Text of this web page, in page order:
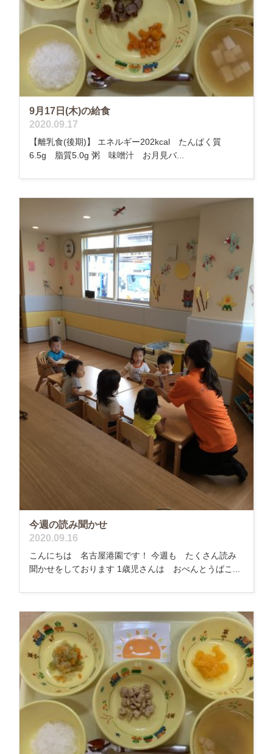
9月17日(木)の給食
2020.09.17
【離乳食(後期)】 エネルギー202kcal たんぱく質
6.5g 脂質5.0g 粥 味噌汁 お月見バ...
今週の読み聞かせ
2020.09.16
こんにちは 名古屋港園です！ 今週も たくさん読み
聞かせをしております 1歳児さんは おべんとうばこ...